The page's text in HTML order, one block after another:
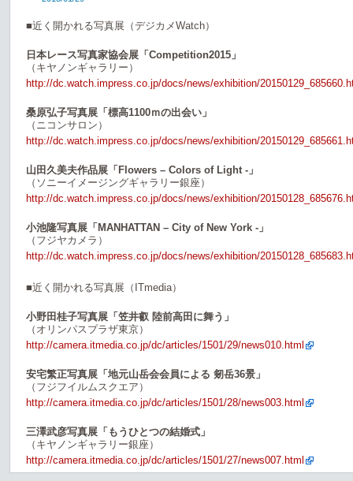
■近く開かれる写真展（デジカメWatch）
日本レース写真家協会展「Competition2015」
（キヤノンギャラリー）
http://dc.watch.impress.co.jp/docs/news/exhibition/
桑原弘子写真展「標高1100ｍの出会い」
（ニコンサロン）
http://dc.watch.impress.co.jp/docs/news/exhibition/
山田久美夫作品展「Flowers – Colors of Light -」
（ソニーイメージングギャラリー銀座）
http://dc.watch.impress.co.jp/docs/news/exhibition/
小池隆写真展「MANHATTAN – City of New York -」
（フジヤカメラ）
http://dc.watch.impress.co.jp/docs/news/exhibition/
■近く開かれる写真展（ITmedia）
小野田桂子写真展「笠井叡 陸前高田に舞う」
（オリンパスプラザ東京）
http://camera.itmedia.co.jp/dc/articles/1501/29/news010.html
安宅繁正写真展「地元山岳会会員による 剱岳36景」
（フジフイルムスクエア）
http://camera.itmedia.co.jp/dc/articles/1501/28/news003.html
三澤武彦写真展「もうひとつの結婚式」
（キヤノンギャラリー銀座）
http://camera.itmedia.co.jp/dc/articles/1501/27/news007.html